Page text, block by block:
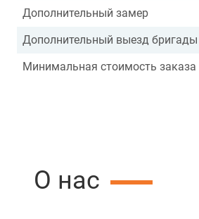
Дополнительный замер
Дополнительный выезд
Минимальная стоимость заказа
О нас